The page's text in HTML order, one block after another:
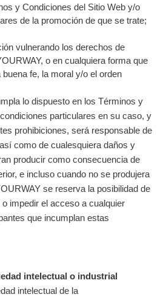
y Condiciones del Sitio Web y/o
de la promoción de que se trate;
vulnerando los derechos de
o en cualquiera forma que
fe, la moral y/o el orden
lo dispuesto en los Términos y
particulares en su caso, y
prohibiciones, será responsable de
como de cualesquiera daños y
producir como consecuencia de
e incluso cuando no se produjera
se reserva la posibilidad de
impedir el acceso a cualquier
que incumplan estas
intelectual o industrial
intelectual de la